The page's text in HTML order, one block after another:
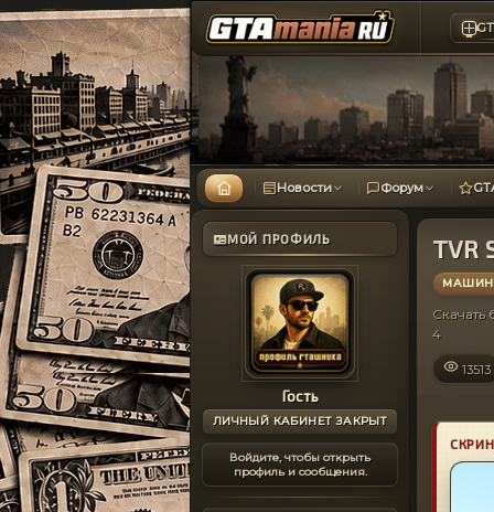
Новости Форум
МОЙ ПРОФИЛЬ
Гость
ЛИЧНЫЙ КАБИНЕТ ЗАКРЫТ
Войдите, чтобы открыть
профиль и сообщения.
TVR
Скачать
4
13513